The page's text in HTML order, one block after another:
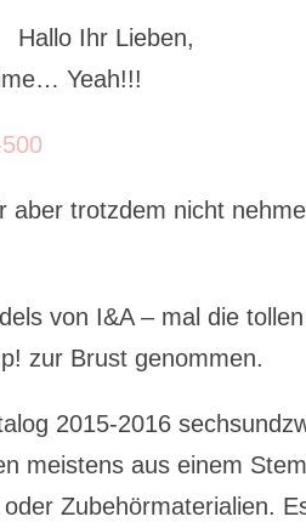
Hallo Ihr Lieben,
Yeah!!!
aber trotzdem nicht
von I&A – mal die
zur Brust genommen.
2015-2016
meistens aus einem
Zubehörmaterialien.